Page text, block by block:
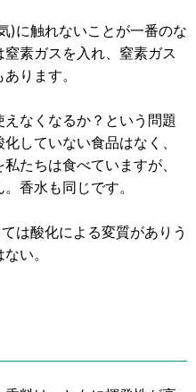
)に触れないことが一番のな
素ガスを入れ、窒素ガス
ります。
なくなるか？という問題
していない食品はなく、
たちは食べていますが、
香水も同じです。
は酸化による変質がありう
い。